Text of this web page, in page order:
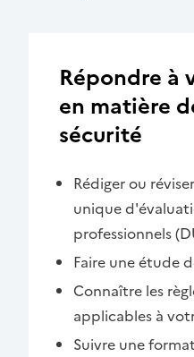
Répondre à
en matière
sécurité
Rédiger ou
unique
professionnels
Faire une étude
Connaître les
applicables à
Suivre une